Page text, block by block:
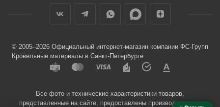
© 2005–2026 Официальный интернет-магазин компании ФС-Групп
Кровельные материалы в Санкт-Петербурге
Все фото и технические характеристики товаров,
представленные на сайте, предоставлены производителями